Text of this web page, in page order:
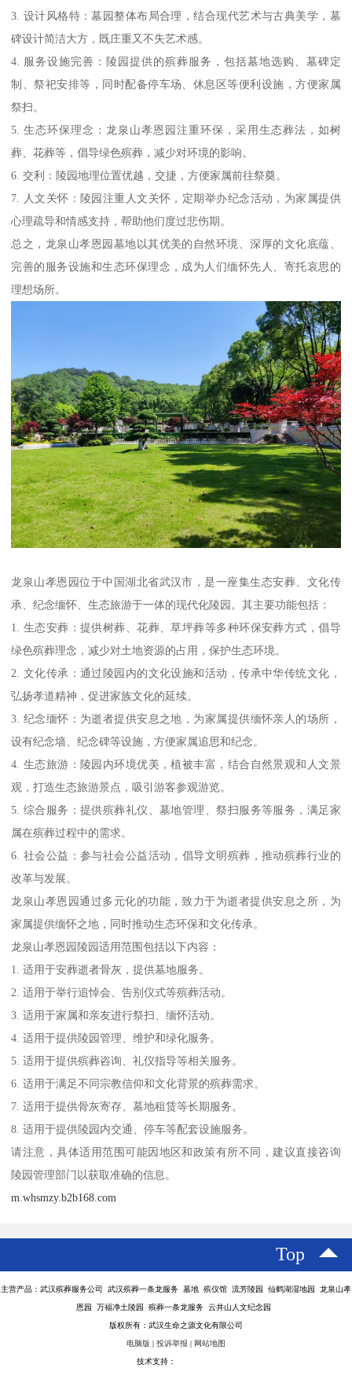
3. 设计风格特：墓园整体布局合理，结合现代艺术与古典美学，墓
碑设计简洁大方，既庄重又不失艺术感。
4. 服务设施完善：陵园提供的殡葬服务，包括墓地选购、墓碑定
制、祭祀安排等，同时配备停车场、休息区等便利设施，方便家属
祭扫。
5. 生态环保理念：龙泉山孝恩园注重环保，采用生态葬法，如树
葬、花葬等，倡导绿色殡葬，减少对环境的影响。
6. 交利：陵园地理位置优越，交捷，方便家属前往祭奠。
7. 人文关怀：陵园注重人文关怀，定期举办纪念活动，为家属提供
心理疏导和情感支持，帮助他们度过悲伤期。
总之，龙泉山孝恩园墓地以其优美的自然环境、深厚的文化底蕴、
完善的服务设施和生态环保理念，成为人们缅怀先人、寄托哀思的
理想场所。
龙泉山孝恩园位于中国湖北省武汉市，是一座集生态安葬、文化传
承、纪念缅怀、生态旅游于一体的现代化陵园。其主要功能包括：
1. 生态安葬：提供树葬、花葬、草坪葬等多种环保安葬方式，倡导
绿色殡葬理念，减少对土地资源的占用，保护生态环境。
2. 文化传承：通过陵园内的文化设施和活动，传承中华传统文化，
弘扬孝道精神，促进家族文化的延续。
3. 纪念缅怀：为逝者提供安息之地，为家属提供缅怀亲人的场所，
设有纪念墙、纪念碑等设施，方便家属追思和纪念。
4. 生态旅游：陵园内环境优美，植被丰富，结合自然景观和人文景
观，打造生态旅游景点，吸引游客参观游览。
5. 综合服务：提供殡葬礼仪、墓地管理、祭扫服务等服务，满足家
属在殡葬过程中的需求。
6. 社会公益：参与社会公益活动，倡导文明殡葬，推动殡葬行业的
改革与发展。
龙泉山孝恩园通过多元化的功能，致力于为逝者提供安息之所，为
家属提供缅怀之地，同时推动生态环保和文化传承。
龙泉山孝恩园陵园适用范围包括以下内容：
1. 适用于安葬逝者骨灰，提供墓地服务。
2. 适用于举行追悼会、告别仪式等殡葬活动。
3. 适用于家属和亲友进行祭扫、缅怀活动。
4. 适用于提供陵园管理、维护和绿化服务。
5. 适用于提供殡葬咨询、礼仪指导等相关服务。
6. 适用于满足不同宗教信仰和文化背景的殡葬需求。
7. 适用于提供骨灰寄存、墓地租赁等长期服务。
8. 适用于提供陵园内交通、停车等配套设施服务。
请注意，具体适用范围可能因地区和政策有所不同，建议直接咨询
陵园管理部门以获取准确的信息。
m.whsmzy.b2b168.com
Top
主营产品：武汉殡葬服务公司 武汉殡葬一条龙服务 墓地 殡仪馆 流芳陵园 仙鹤湖湿地园 龙泉山孝
恩园 万福净土陵园 殡葬一条龙服务 云井山人文纪念园
版权所有：武汉生命之源文化有限公司
电脑版 | 投诉举报 | 网站地图
技术支持：